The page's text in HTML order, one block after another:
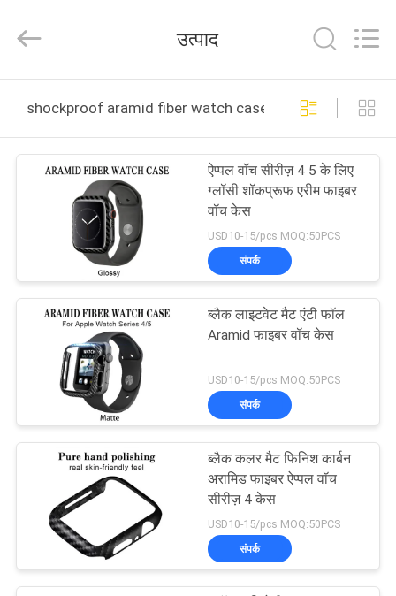
उत्पादों
शो
कारखाना
भ्रमण
गुणवत्ता
Technology
Rights
उत्पाद
shockproof aramid fiber watch case ऑनलाइन निर्माण
ऐप्पल वॉच सीरीज़ 4 5 के लिए
ग्लॉसी शॉकप्रूफ एरीम फाइबर
वॉच केस
USD10-15/pcs MOQ:50PCS
संपर्क
ब्लैक लाइटवेट मैट एंटी फॉल
Aramid फाइबर वॉच केस
USD10-15/pcs MOQ:50PCS
संपर्क
ब्लैक कलर मैट फिनिश कार्बन
अरामिड फाइबर ऐप्पल वॉच
सीरीज़ 4 केस
USD10-15/pcs MOQ:50PCS
संपर्क